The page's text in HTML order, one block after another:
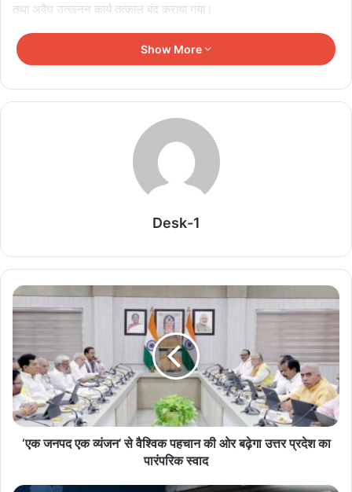
तथा अवैध उत्खनन कार्य तत्काल बंद कराया गया।
Related Articles
पैमाने पर तबादले
August 8, 2026
सीड बॉल से हरियाली की ओर बढ़े पिपरिया के विद्यार्थी
August 8, 2026
August 8, 2026
Durg में अवैध खनिज परिवहन करने वाले वाहनों पर शिकंजा,
लगाया गया भारी जुर्माना
August 8, 2026
महतारी वंदन की 1,000 रुपये की मदद बनी प्रीति के
आत्मनिर्भर बनने की ताकत
August 8, 2026
धमतरी में शव दफनाने को लेकर बवाल, हिंदू रीति-रिवाज से
अंतिम संस्कार पर बनी सहमति
Show More
Desk-1
‘एक जनपद एक व्यंजन’ से वैश्विक पहचान की ओर बढ़ेगा उत्तर प्रदेश का
पारंपरिक स्वाद